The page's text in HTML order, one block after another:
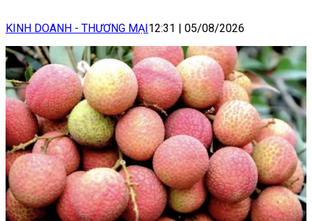
KINH DOANH - THƯƠNG MẠI 12:31 05/08/2026